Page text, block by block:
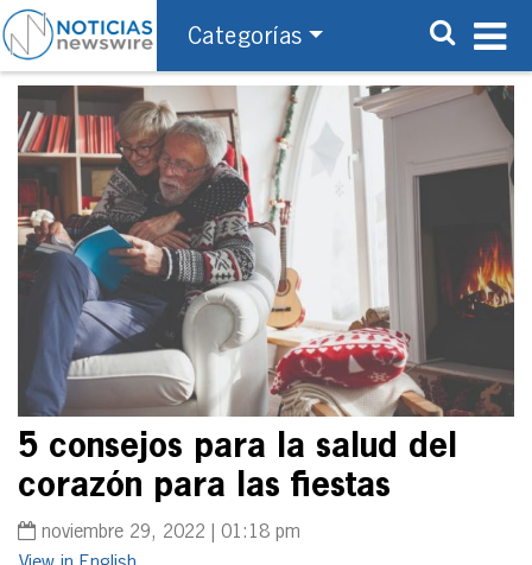
Categorías
5 consejos para la salud del
corazón para las fiestas
noviembre 29, 2022 | 01:18 pm